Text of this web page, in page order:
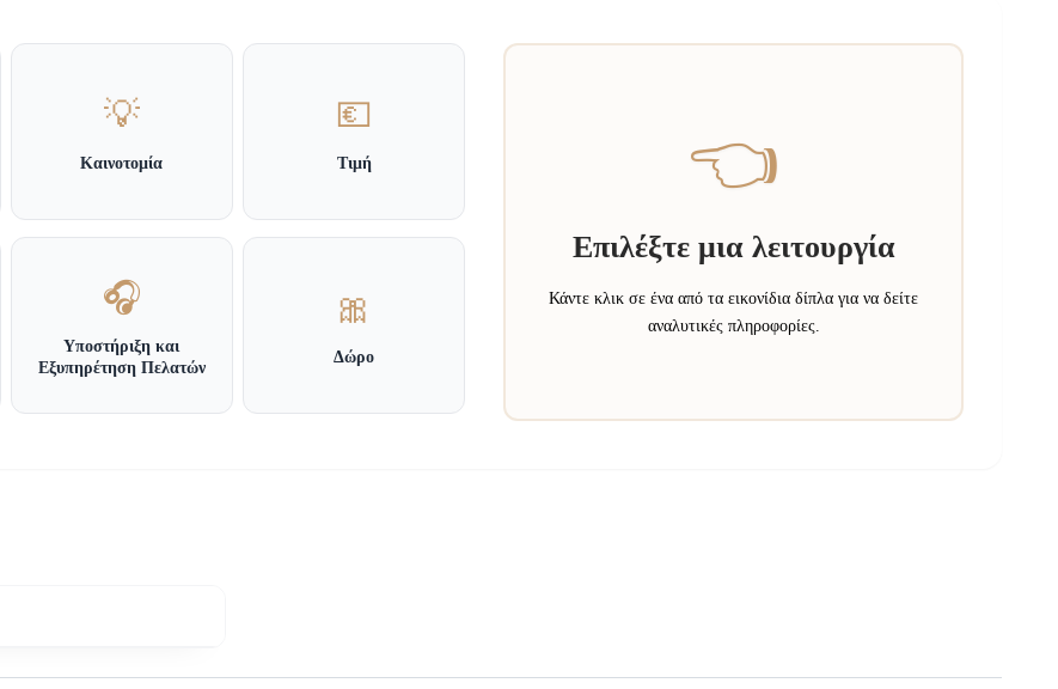
💡
Καινοτομία
💶
Τιμή 👈
Επιλέξτε μια λειτουργία
Κάντε κλικ σε ένα από τα εικονίδια δίπλα για να δείτε
αναλυτικές πληροφορίες.
🎧
Υποστήριξη και
Εξυπηρέτηση Πελατών
🎀
Δώρο